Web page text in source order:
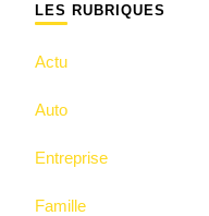
LES RUBRIQUES
Actu
Auto
Entreprise
Famille